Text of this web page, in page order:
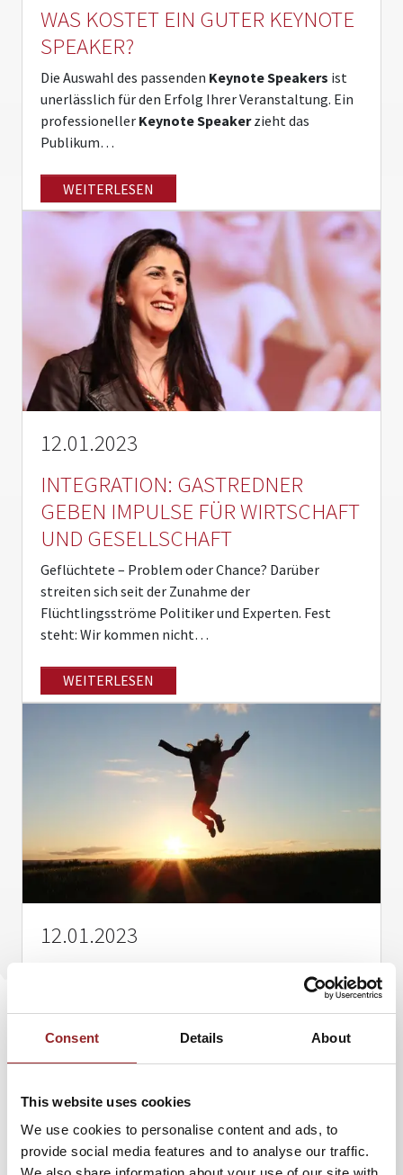
Consent Details About
This website uses cookies
We use cookies to personalise content and ads, to
provide social media features and to analyse our traffic.
WAS KOSTET EIN GUTER KEYNOTE
SPEAKER?
Die Auswahl des passenden Keynote Speakers ist
unerlässlich für den Erfolg Ihrer Veranstaltung. Ein
professioneller Keynote Speakerzieht das
Publikum…
WEITERLESEN
12.01.2023
INTEGRATION: GASTREDNER
GEBEN IMPULSE FÜR WIRTSCHAFT
UND GESELLSCHAFT
Geflüchtete – Problem oder Chance? Darüber
streiten sich seit der Zunahme der
Flüchtlingsströme Politiker und Experten. Fest
steht: Wir kommen nicht…
WEITERLESEN
12.01.2023
MOTIVATIONSREDNER: DIE BESTEN
ERFOLG UND VERÄNDERUNG
Wer einenMotivationsrednersucht, möchte
nachhaltige Impulse für Veränderung schaffen.
Genau dafür…